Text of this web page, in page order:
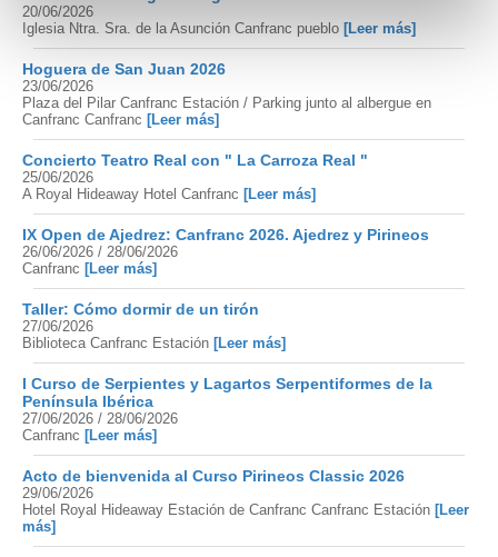
20/06/2026
Iglesia Ntra. Sra. de la Asunción Canfranc pueblo [Leer más]
Hoguera de San Juan 2026
23/06/2026
Plaza del Pilar Canfranc Estación / Parking junto al albergue en
Canfranc Canfranc [Leer más]
Concierto Teatro Real con " La Carroza Real "
25/06/2026
A Royal Hideaway Hotel Canfranc [Leer más]
IX Open de Ajedrez: Canfranc 2026. Ajedrez y Pirineos
26/06/2026 / 28/06/2026
Canfranc [Leer más]
Taller: Cómo dormir de un tirón
27/06/2026
Biblioteca Canfranc Estación [Leer más]
I Curso de Serpientes y Lagartos Serpentiformes de la
Península Ibérica
27/06/2026 / 28/06/2026
Canfranc [Leer más]
Acto de bienvenida al Curso Pirineos Classic 2026
29/06/2026
Hotel Royal Hideaway Estación de Canfranc Canfranc Estación [Leer
más]